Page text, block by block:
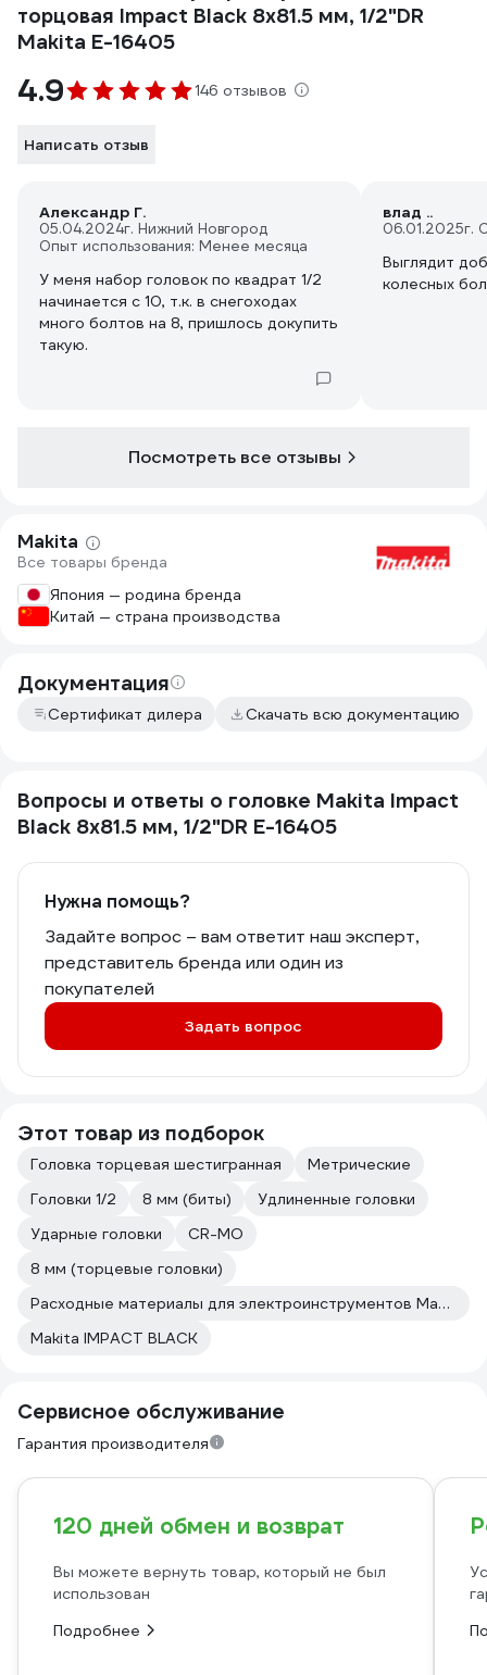
торцовая Impact Black 8x81.5 мм, 1/2"DR
Makita E-16405
4.9 146 отзывов
Написать отзыв
Александр Г.
05.04.2024г. Нижний Новгород
Опыт использования: Менее месяца
У меня набор головок по квадрат 1/2
начинается с 10, т.к. в снегоходах
много болтов на 8, пришлось докупить
такую.
влад ..
06.01.2025г.
Выглядит
колесных
Посмотреть все отзывы
Makita
Все товары бренда
Япония — родина бренда
Китай — страна производства
Документация
Сертификат дилера Скачать всю документацию
Вопросы и ответы о головке Makita Impact
Black 8x81.5 мм, 1/2"DR E-16405
Нужна помощь?
Задайте вопрос – вам ответит наш эксперт,
представитель бренда или один из
покупателей
Задать вопрос
Этот товар из подборок
Головка торцевая шестигранная
Метрические
Головки 1/2
8 мм (биты)
Удлиненные головки
Ударные головки
CR-MO
8 мм (торцевые головки)
Расходные материалы для электроинструментов Makita
Makita IMPACT BLACK
Сервисное обслуживание
Гарантия производителя
120 дней обмен и возврат
Вы можете вернуть товар, который не был
использован
Подробнее